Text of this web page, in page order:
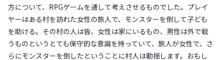
方について、RPGゲームを通して考えさせるものでした。プレイ
ヤーはある村を訪れた女性の旅人で、モンスターを倒して子ども
を助ける。その村の人は皆、女性は家にいるもの、男性は外で戦
うものというとても保守的な意識を持っていて、旅人が女性で、さ
らにモンスターを倒したということに村人は動揺します。おもし